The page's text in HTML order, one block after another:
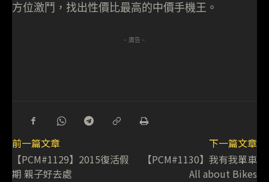
方位激鬥，找出性價比最高的中價手機王。
- 廣告 -
前一篇文章
【PCM#1129】2015復活假
期 親子好去處
下一篇文章
【PCM#1130】我有我單車
All about Bikes